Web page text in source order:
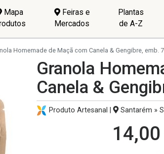
Mapa
Feiras e
Mercados
Plantas
de A-Z
Homemade de Maçã com Canela & Gengibre, emb.
Granola
Canela &
Produto Artesanal | Santarém »